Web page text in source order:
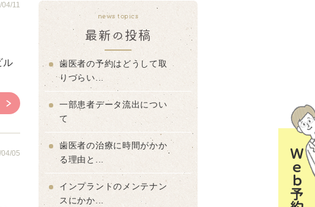
11
ル
05
news topics
最新の投稿
歯医者の予約はどうして取
りづらい...
一部患者データ流出につい
て
歯医者の治療に時間がかか
る理由と...
インプラントのメンテナン
スにかか...